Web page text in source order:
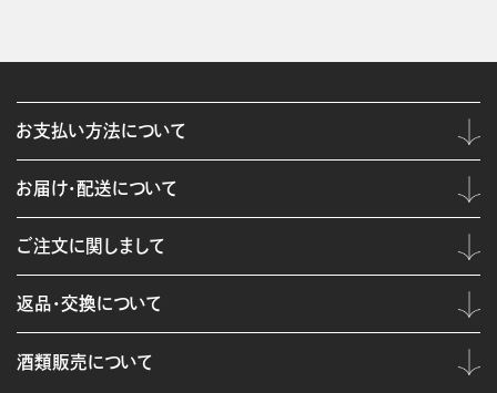
お支払い方法について
お届け・配送について
ご注文に関しまして
返品・交換について
酒類販売について